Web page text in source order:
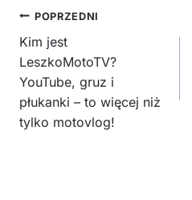
Nawigacja
wpisu
POPRZEDNI
Kim jest
LeszkoMotoTV?
YouTube, gruz i
płukanki – to więcej niż
tylko motovlog!